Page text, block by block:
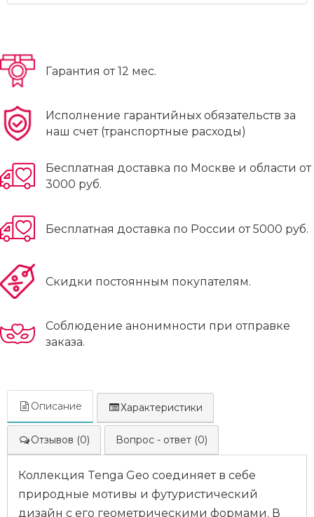
Гарантия от 12 мес.
Исполнение гарантийных обязательств за
наш счет (транспортные расходы)
Бесплатная доставка по Москве и области от
3000 руб.
Бесплатная доставка по России от 5000 руб.
Скидки постоянным покупателям.
Соблюдение анонимности при отправке
заказа.
Описание Характеристики
Отзывов (0) Вопрос - ответ (0)
Коллекция Tenga Geo соединяет в себе
природные мотивы и футуристический
дизайн с его геометрическими формами. В